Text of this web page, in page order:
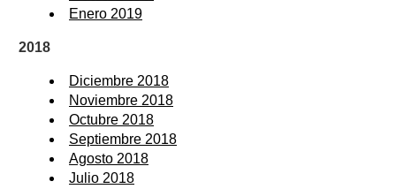
Enero 2019
2018
Diciembre 2018
Noviembre 2018
Octubre 2018
Septiembre 2018
Agosto 2018
Julio 2018